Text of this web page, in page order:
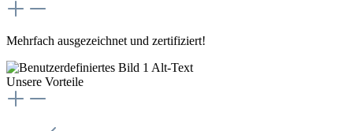
Mehrfach ausgezeichnet und zertifiziert!
Unsere Vorteile